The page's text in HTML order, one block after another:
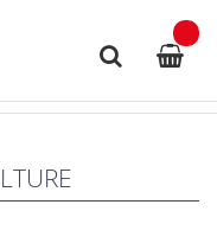
Rechercher